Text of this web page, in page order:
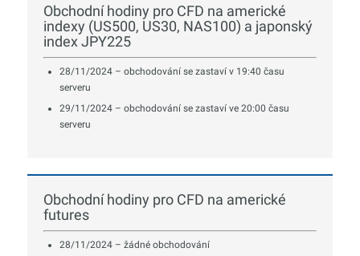
Obchodní hodiny pro CFD na americké
indexy (US500, US30, NAS100) a japonský
index JPY225
28/11/2024 – obchodování se zastaví v 19:40 času
serveru
29/11/2024 – obchodování se zastaví ve 20:00 času
serveru
Obchodní hodiny pro CFD na americké
futures
28/11/2024 – žádné obchodování